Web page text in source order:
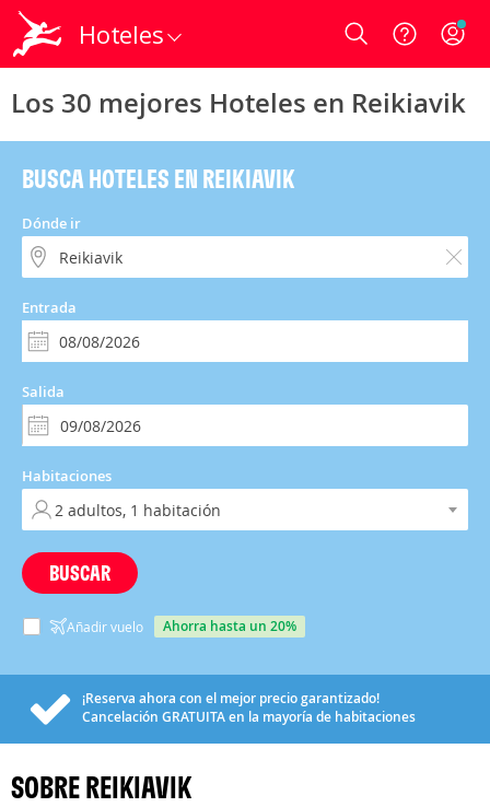
Hoteles Login
Los 30 mejores Hoteles en Reikiavik
BUSCA HOTELES EN REIKIAVIK
Dónde ir
Entrada
Salida
Habitaciones
BUSCAR
Añadir vuelo ahorra hasta un 20%
¡Reserva ahora con el mejor precio garantizado!
Cancelación GRATUITAen la mayoría de habitaciones
SOBRE REIKIAVIK